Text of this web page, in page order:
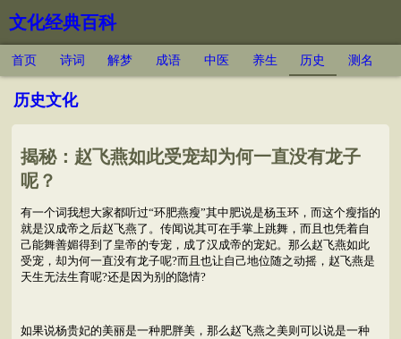
文化经典百科
首页 诗词 解梦 成语 中医 养生 历史 测名
历史文化
揭秘：赵飞燕如此受宠却为何一直没有龙子
呢？
有一个词我想大家都听过“环肥燕瘦”其中肥说是杨玉环，而这个瘦指的
就是汉成帝之后赵飞燕了。传闻说其可在手掌上跳舞，而且也凭着自
己能舞善媚得到了皇帝的专宠，成了汉成帝的宠妃。那么赵飞燕如此
受宠，却为何一直没有龙子呢?而且也让自己地位随之动摇，赵飞燕是
天生无法生育呢?还是因为别的隐情?
如果说杨贵妃的美丽是一种肥胖美，那么赵飞燕之美则可以说是一种